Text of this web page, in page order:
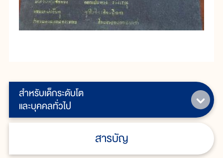
สำหรับเด็กระดับโต
และบุคคลทั่วไป
สารบัญ